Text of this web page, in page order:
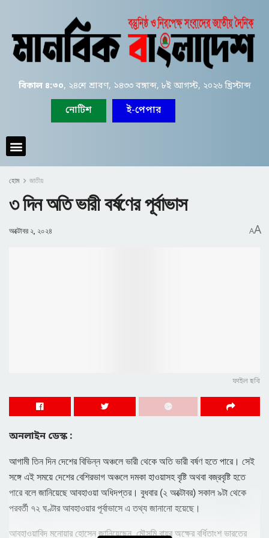
বিকাল ৪:৩০, ২৪শে শ্রাবণ, ১৪৩৩ বঙ্গাব্দ, ৮ই আগস্ট, ২০২৬ খ্রিস্টাব্দ
নোটিশ ই-পেপার
হোম জাতীয়
৩ দিন অতি ভারী বর্ষণের পূর্বাভাস
অক্টোবর ২, ২০২৪ AA
ফাইল ছবি
অনলাইন ডেস্ক :
আগামী তিন দিন দেশের বিভিন্ন অঞ্চলে ভারী থেকে অতি ভারী বর্ষণ হতে পারে। সেই
সঙ্গে এই সময়ে দেশের বেশিরভাগ অঞ্চলে দমকা হাওয়াসহ বৃষ্টি অথবা বজ্রবৃষ্টি হতে
পারে বলে জানিয়েছে আবহাওয়া অধিদপ্তর। বুধবার (২ অক্টোবর) সকাল ৯টা থেকে
পরবর্তী ৭২ ঘণ্টার আবহাওয়ার পূর্বাভাসে এ তথ্য জানানো হয়েছে।
আবহাওয়াবিদ মনোয়ার হোসেন জানিয়েছেন, মৌসুমি বায়ুর অক্ষের বর্ধিতাংশ ভারতের